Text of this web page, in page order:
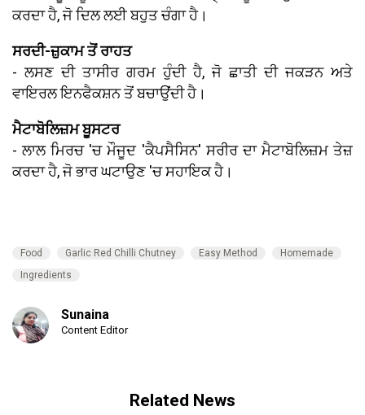
ਕਰਦਾ ਹੈ, ਜੋ ਦਿਲ ਲਈ ਬਹੁਤ ਚੰਗਾ ਹੈ।
ਸਰਦੀ-ਜ਼ੁਕਾਮ ਤੋਂ ਰਾਹਤ
- ਲਸਣ ਦੀ ਤਾਸੀਰ ਗਰਮ ਹੁੰਦੀ ਹੈ, ਜੋ ਛਾਤੀ ਦੀ ਜਕੜਨ ਅਤੇ
ਵਾਇਰਲ ਇਨਫੈਕਸ਼ਨ ਤੋਂ ਬਚਾਉਂਦੀ ਹੈ।
ਮੈਟਾਬੋਲਿਜ਼ਮ ਬੂਸਟਰ
- ਲਾਲ ਮਿਰਚ 'ਚ ਮੌਜੂਦ 'ਕੈਪਸੈਸਿਨ' ਸਰੀਰ ਦਾ ਮੈਟਾਬੋਲਿਜ਼ਮ ਤੇਜ਼
ਕਰਦਾ ਹੈ, ਜੋ ਭਾਰ ਘਟਾਉਣ 'ਚ ਸਹਾਇਕ ਹੈ।
Food Garlic Red Chilli Chutney Easy Method
Homemade
Ingredients
Sunaina
Content Editor
Related News